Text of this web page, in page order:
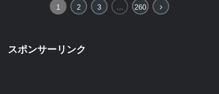
1 2 3 … 260
次
スポンサーリンク